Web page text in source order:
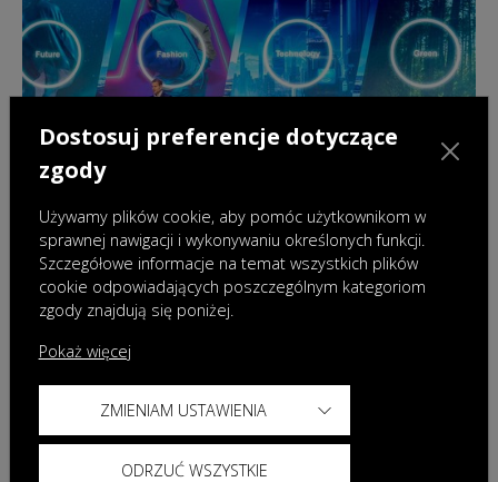
18.12.2024|Wydarzenia
OMODA & JAECOO podsumowuje pierwsze
zapowiada nowe modele w roku 2025
Dostosuj preferencje dotyczące
zgody
Używamy plików cookie, aby pomóc użytkownikom w
sprawnej nawigacji i wykonywaniu określonych funkcji.
Szczegółowe informacje na temat wszystkich plików
cookie odpowiadających poszczególnym kategoriom
zgody znajdują się poniżej.
Pokaż więcej
ZMIENIAM USTAWIENIA
ODRZUĆ WSZYSTKIE